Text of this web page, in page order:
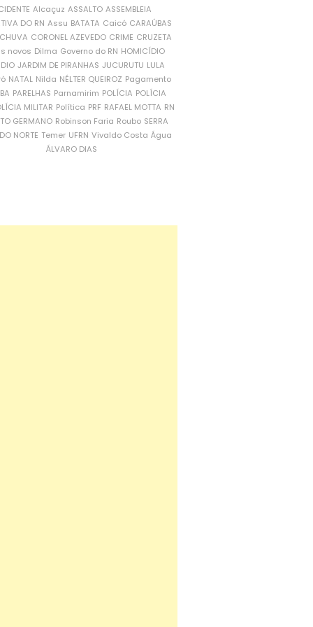
Alcaçuz ASSALTO ASSEMBLEIA
DO RN Assu BATATA Caicó CARAÚBAS
CORONEL AZEVEDO CRIME CRUZETA
novos Dilma Governo do RN HOMICÍDIO
JARDIM DE PIRANHAS JUCURUTU LULA
NATAL Nilda NÉLTER QUEIROZ Pagamento
PARELHAS Parnamirim POLÍCIA POLÍCIA
MILITAR Política PRF RAFAEL MOTTA RN
GERMANO Robinson Faria Roubo SERRA
NORTE Temer UFRN Vivaldo Costa Água
ÁLVARO DIAS